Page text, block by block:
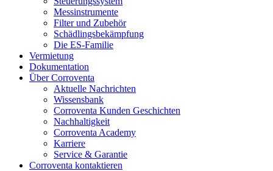
Messinstrumente
Filter und Zubehör
Schädlingsbekämpfung
Die ES-Familie
Vermietung
Dokumentation
Über Corroventa
Aktuelle Nachrichten
Wissensbank
Corroventa Kunden Geschichten
Nachhaltigkeit
Corroventa Academy
Karriere
Service & Garantie
Corroventa kontaktieren